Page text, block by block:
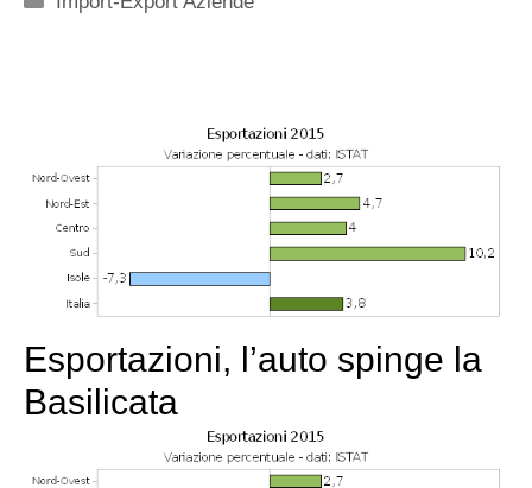
Esportazioni, l’auto spinge la
Basilicata